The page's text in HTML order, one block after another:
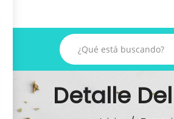
Detalle